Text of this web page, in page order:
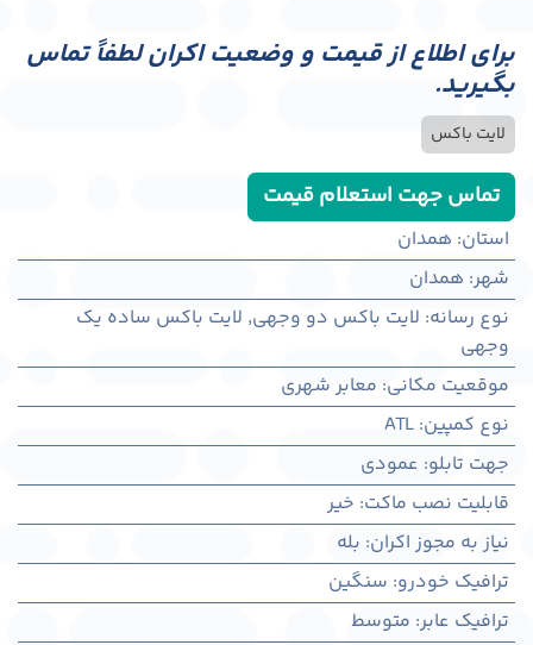
برای اطلاع از قیمت و وضعیت اکران لطفاً تماس
بگیرید.
لایت باکس
تماس جهت استعلام قیمت
استان: همدان
شهر: همدان
نوع رسانه: لایت باکس دو وجهی, لایت باکس ساده یک
وجهی
موقعیت مکانی: معابر شهری
نوع کمپین:
ATL
جهت تابلو: عمودی
قابلیت نصب ماکت: خیر
نیاز به مجوز اکران: بله
ترافیک خودرو: سنگین
ترافیک عابر: متوسط